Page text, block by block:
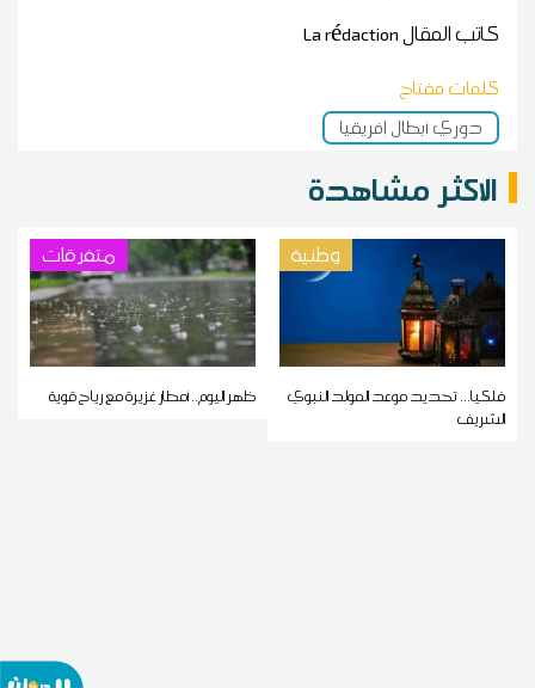
كاتب المقالLa rédaction
كلمات مفتاح
دوري أبطال إفريقيا
الاكثر مشاهدة
وطنية
فلكيا... تحديد موعد المولد النبوي
الشريف
متفرقات
ظهر اليوم.. أمطار غزيرة مع رياح قوية